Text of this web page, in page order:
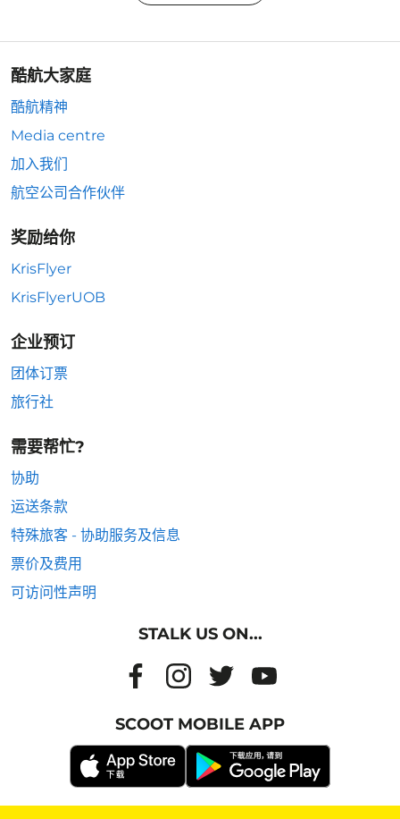
酷航大家庭
酷航精神
Media centre
加入我们
航空公司合作伙伴
奖励给你
KrisFlyer
KrisFlyerUOB
企业预订
团体订票
旅行社
需要帮忙?
协助
运送条款
特殊旅客 - 协助服务及信息
票价及费用
可访问性声明
STALK US ON...
SCOOT MOBILE APP